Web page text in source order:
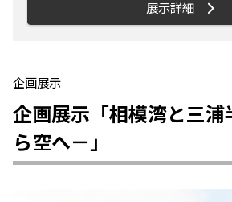
ックの設計図、横須
重な図面資料を展示
などを展示します。
「赤れんが」 「ヨコ
展示詳細
企画展示
企画展示「相模湾と三浦
ら空へ－」